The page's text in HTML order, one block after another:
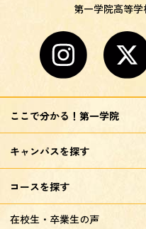
第一学院高等
ここで分かる！第一学院
キャンパスを探す
コースを探す
在校生・卒業生の声